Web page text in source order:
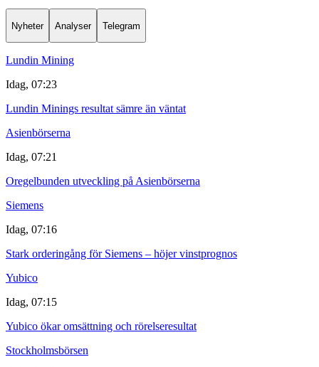
Nyheter Analyser Telegram
Lundin Mining
Idag, 07:23
Lundin Minings resultat sämre än väntat
Asienbörserna
Idag, 07:21
Oregelbunden utveckling på Asienbörserna
Siemens
Idag, 07:16
Stark orderingång för Siemens – höjer vinstprognos
Yubico
Idag, 07:15
Yubico ökar omsättning och rörelseresultat
Stockholmsbörsen